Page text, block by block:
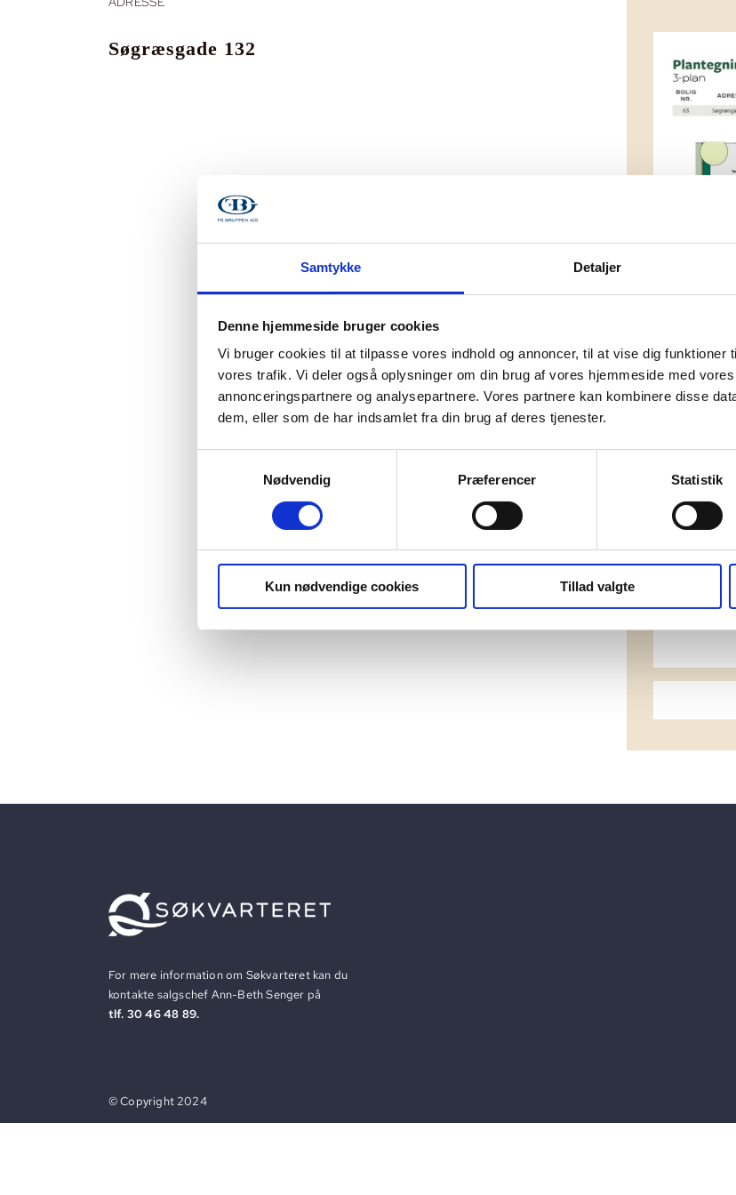
Samtykke Detaljer
Denne hjemmeside bruger cookies
Vi bruger cookies til at tilpasse vores indhold og annoncer, til at vise dig funktioner
vores trafik. Vi deler også oplysninger om din brug af vores hjemmeside med
annonceringspartnere og analysepartnere. Vores partnere kan kombinere disse
dem, eller som de har indsamlet fra din brug af deres tjenester.
Nødvendig
Præferencer Statistik
Kun nødvendige cookies Tillad valgte
Søgræsgade 132
For mere information om Søkvarteret kan du
kontakte salgschef Ann-Beth Senger på
tlf. 30 46 48 89.
©Copyright 2024